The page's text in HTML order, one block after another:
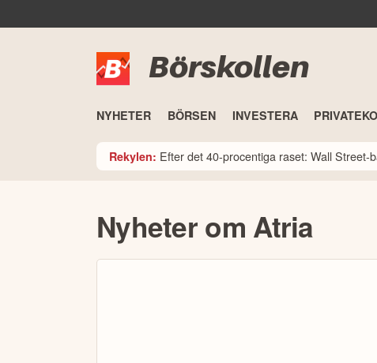
Börskollen
NYHETER BÖRSEN INVESTERA
Rekylen: Efter det 40-procentiga raset: Wall Street-
Nyheter om Atria